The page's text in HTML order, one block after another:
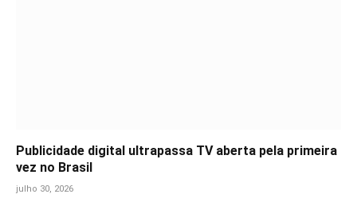
Publicidade digital ultrapassa TV aberta pela primeira
vez no Brasil
julho 30, 2026